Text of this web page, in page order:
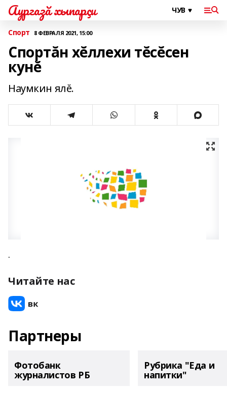
Аургазă хыпарçи
Спорт 8 ФЕВРАЛЯ 2021, 15:00
Спортăн хĕллехи тĕсĕсен
кунĕ
Наумкин ялĕ.
.
Читайте нас
Партнеры
Фотобанк
журналистов РБ
Рубрика "Еда и
напитки"